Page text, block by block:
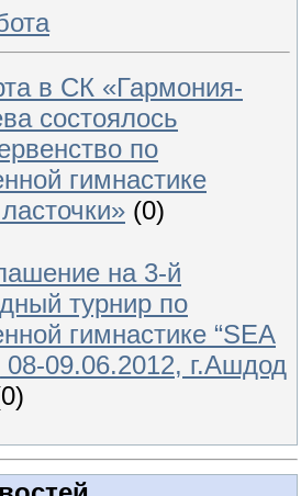
в СК «Гармония-
состоялось
по
гимнастике
(0)
на 3-й
турнир по
гимнастике “SEA
08-09.06.2012, г.Ашдод